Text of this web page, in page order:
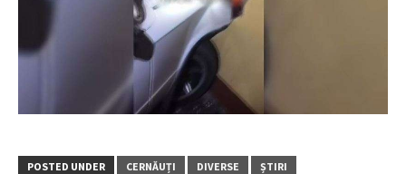
POSTED UNDER CERNĂUȚI DIVERSE ȘTIRI